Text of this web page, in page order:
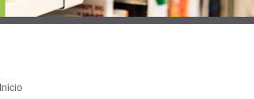
Inicio